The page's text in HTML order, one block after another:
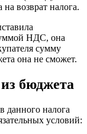
возврат налога.
НДС, она
сумму
она не сможет.
бюджета
налога
условий: